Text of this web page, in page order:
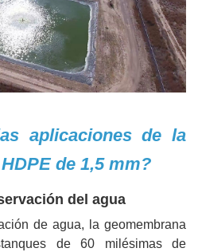
aplicaciones de la
de 1,5 mm?
del agua
de agua, la geomembrana
de 60 milésimas de